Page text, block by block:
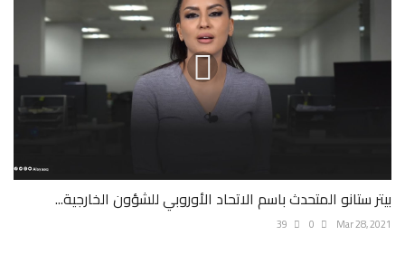
بيتر ستانو المتحدث باسم الاتحاد الأوروبي للشؤون الخارجية...
Mar 28, 2021
0
39